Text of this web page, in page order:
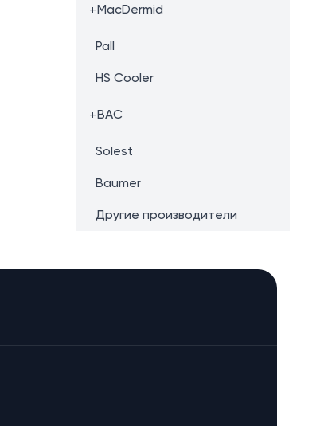
+MacDermid
Pall
HS Cooler
+BAC
Solest
Baumer
Другие производители